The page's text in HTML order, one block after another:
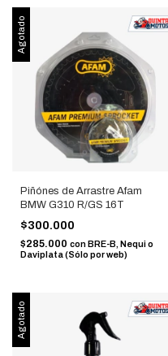
Agotado
Piñónes de Arrastre Afam
BMW G310 R/GS 16T
$300.000
$285.000 conBRE-B, Nequi o
Daviplata (Sólo por web)
Agotado